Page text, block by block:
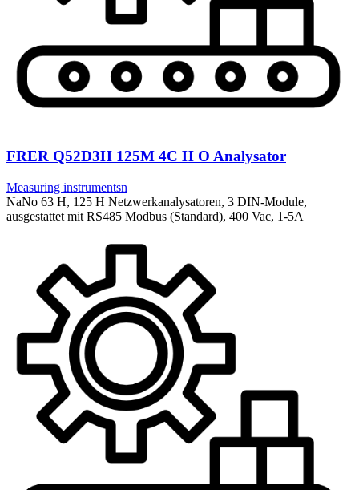
FRER Q52D3H 125M 4C H O Analysator
Measuring instrumentsn
NaNo 63 H, 125 H Netzwerkanalysatoren, 3 DIN-Module,
ausgestattet mit RS485 Modbus (Standard), 400 Vac, 1-5A